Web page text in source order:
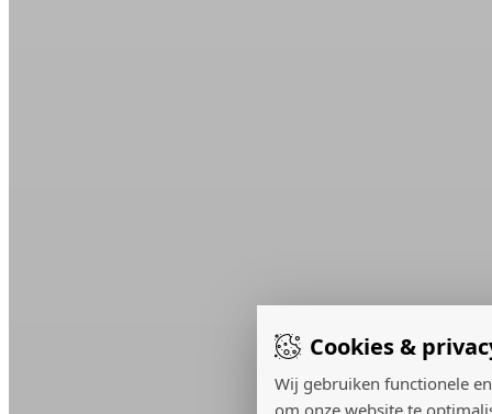
Cookies &
Wij gebruiken functionele
om onze website te